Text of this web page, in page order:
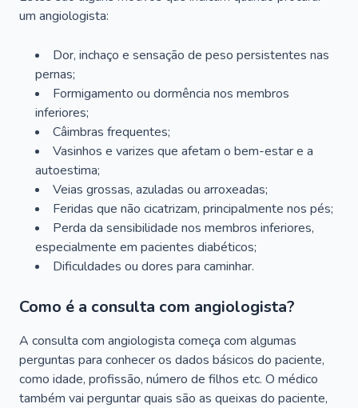
um angiologista:
Dor, inchaço e sensação de peso persistentes nas
pernas;
Formigamento ou dormência nos membros
inferiores;
Câimbras frequentes;
Vasinhos e varizes que afetam o bem-estar e a
autoestima;
Veias grossas, azuladas ou arroxeadas;
Feridas que não cicatrizam, principalmente nos pés;
Perda da sensibilidade nos membros inferiores,
especialmente em pacientes diabéticos;
Dificuldades ou dores para caminhar.
Como é a consulta com angiologista?
A consulta com angiologista começa com algumas
perguntas para conhecer os dados básicos do paciente,
como idade, profissão, número de filhos etc. O médico
também vai perguntar quais são as queixas do paciente,